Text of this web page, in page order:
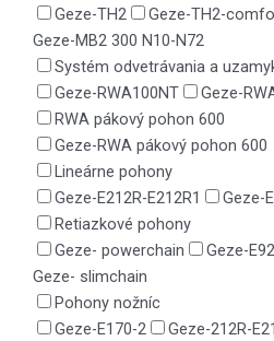
Geze-TH2
Geze-TH2-
Geze-MB2 300 N10-N72
Systém odvetrávania a
Geze-RWA100NT
Geze-
RWA pákový pohon 600
Geze-RWA pákový pohon 600
Lineárne pohony
Geze-E212R-E212R1
Geze-
Retiazkové pohony
Geze- powerchain
Geze-
Geze- slimchain
Pohony nožníc
Geze-E170-2
Geze-212R-